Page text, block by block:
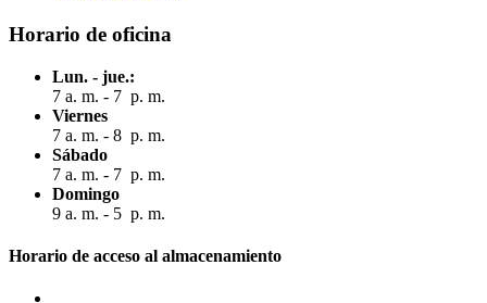
Horario de oficina
Lun. - jue.:
7 a. m. - 7 p. m.
Viernes
7 a. m. - 8 p. m.
Sábado
7 a. m. - 7 p. m.
Domingo
9 a. m. - 5 p. m.
Horario de acceso al almacenamiento